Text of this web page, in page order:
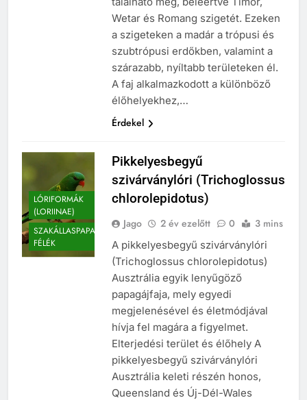
Wetar és Romang szigetét. Ezeken
a szigeteken a madár a trópusi és
szubtrópusi erdőkben, valamint a
szárazabb, nyíltabb területeken él.
A faj alkalmazkodott a különböző
élőhelyekhez,…
Érdekel
LÓRIFORMÁK
(LORIINAE)
SZAKÁLLASPAPAGÁJ
FÉLÉK
Pikkelyesbegyű
szivárványlóri (Trichoglossus
chlorolepidotus)
Jago 2 év ezelőtt 0 3 mins
A pikkelyesbegyű szivárványlóri
(Trichoglossus chlorolepidotus)
Ausztrália egyik lenyűgöző
papagájfaja, mely egyedi
megjelenésével és életmódjával
hívja fel magára a figyelmet.
Elterjedési terület és élőhely A
pikkelyesbegyű szivárványlóri
Ausztrália keleti részén honos,
Queensland és Új-Dél-Wales